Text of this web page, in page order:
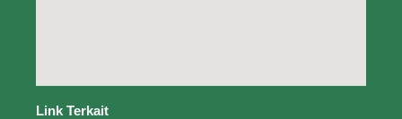
Link Terkait